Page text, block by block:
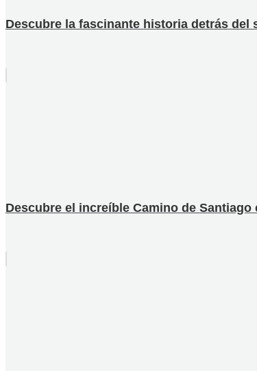
Descubre la fascinante historia detrás del
Descubre el increíble Camino de